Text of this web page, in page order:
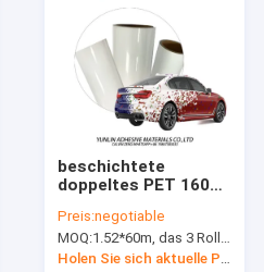
Verpackung
Verpackungs-Vinyl
Film
beschichtete
doppeltes PET 160g
Entwurfs-Karnevals-
Automobilverpackungs-
Material, Fahrzeug-
Preis:negotiable
MOQ:1.52*60m, das 3 Rollen 1.52*20m bedeutet
Holen Sie sich aktuelle Preis